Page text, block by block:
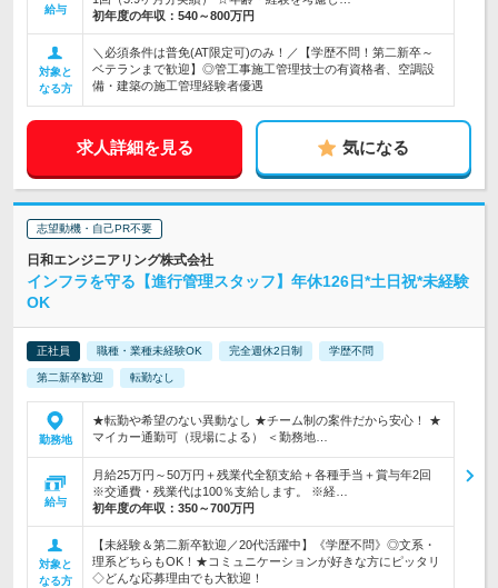
給与
初年度の年収： 540～800万円
対象と
なる方
＼必須条件は普免(AT限定可)のみ！／【学歴不問！第二新卒～
ベテランまで歓迎】◎管工事施工管理技士の有資格者、空調設
備・建築の施工管理経験者優遇
求人詳細を見る 気になる
志望動機・自己PR不要
日和エンジニアリング株式会社
インフラを守る【進行管理スタッフ】年休126日*土日祝*未経験
OK
正社員 職種・業種未経験OK 完全週休2日制 学歴不問
第二新卒歓迎 転勤なし
勤務地
★転勤や希望のない異動なし ★チーム制の案件だから安心！ ★
マイカー通勤可（現場による） ＜勤務地…
給与
月給25万円～50万円＋残業代全額支給＋各種手当＋賞与年2回
※交通費・残業代は100％支給します。 ※経…
初年度の年収： 350～700万円
対象と
なる方
【未経験＆第二新卒歓迎／20代活躍中】《学歴不問》◎文系・
理系どちらもOK！★コミュニケーションが好きな方にピッタリ
◇どんな応募理由でも大歓迎！